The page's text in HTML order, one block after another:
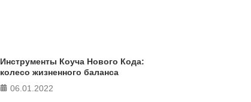
Инструменты Коуча Нового Кода:
колесо жизненного баланса
06.01.2022